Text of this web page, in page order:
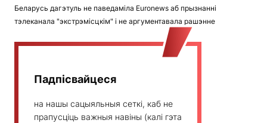
Беларусь дагэтуль не паведаміла Euronews аб прызнанні
тэлеканала "экстрэмісцкім" і не аргументавала рашэнне
Падпісвайцеся
на нашы сацыяльныя сеткі, каб не
прапусціць важныя навіны (калі гэта